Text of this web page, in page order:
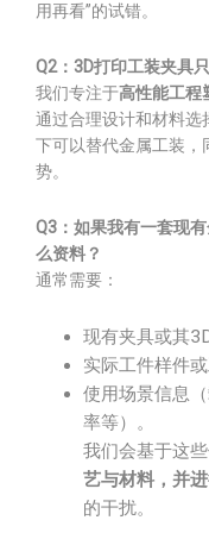
用再看”的试错。
Q2：3D打印工装夹具
我们专注于高性能工程
通过合理设计和材料选
下可以替代金属工装，
势。
Q3：如果我有一套现
么资料？
通常需要：
现有夹具或其
实际工件样件
使用场景信息
率等）。
我们会基于这
艺与材料，并
的干扰。